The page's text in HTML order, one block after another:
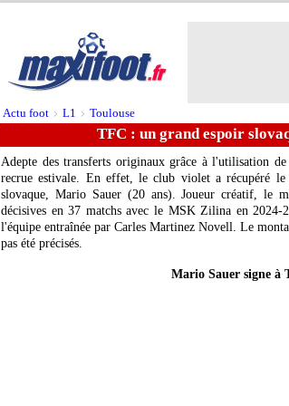
Actu foot > L1 > Toulouse
TFC : un grand espoir
Adepte des transferts originaux grâce à l'utilisation
recrue estivale. En effet, le club violet a récupéré
slovaque, Mario Sauer (20 ans). Joueur créatif, le
décisives en 37 matchs avec le MSK Zilina en 2024-
l'équipe entraînée par Carles Martinez Novell. Le
pas été précisés.
Mario Sauer signe à